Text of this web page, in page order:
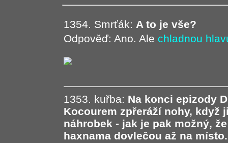
1354. Smrťák: A to je vše?
Odpověď: Ano. Ale chladnou
1353. kuřba: Na konci epizody
Kocourem zpřeráží nohy, když
náhrobek - jak je pak možný,
haxnama dovlečou až na